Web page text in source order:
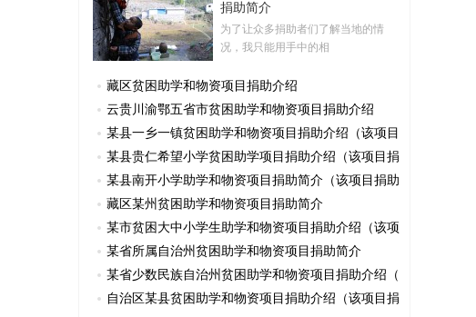
捐助简介
为了让众多捐助者们了解当地的情
况，我只能用手中的相
藏区贫困助学和物资项目捐助介绍
云贵川渝鄂五省市贫困助学和物资项目捐助介绍
某县一乡一镇贫困助学和物资项目捐助介绍（该项目
某县贵仁希望小学贫困助学项目捐助介绍（该项目捐
某县南开小学助学和物资项目捐助简介（该项目捐助
藏区某州贫困助学和物资项目捐助简介
某市贫困大中小学生助学和物资项目捐助介绍（该项
某省所属自治州贫困助学和物资项目捐助简介
某省少数民族自治州贫困助学和物资项目捐助介绍（
自治区某县贫困助学和物资项目捐助介绍（该项目捐